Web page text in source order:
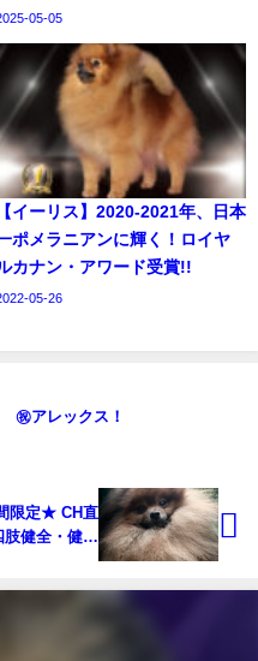
05-05
【イーリス】2020-2021年、日本
ポメラニアンに輝く！ロイヤ
カナン・アワード受賞!!
05-26
㊗アレックス！
限定★ CH直
健全・健康